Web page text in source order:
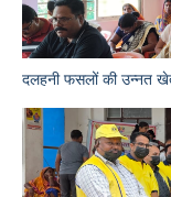
दलहनी फसलों की उन्नत